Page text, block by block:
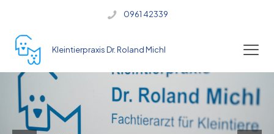
0961 42339
Kleintierpraxis Dr. Roland Michl